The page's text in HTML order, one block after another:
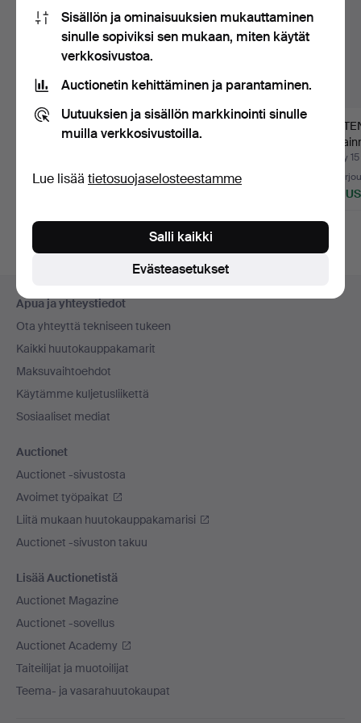
KOKOELMA
UNIFORMUTARVIKKEI
10 tarjousta
KYPÄRÄ, M/1886
miehistölle, Skånska
34 tarjousta
190…
Myyty
28
360
Alatunnistenavigaatio
Apua ja yhteystiedot
Ota yhteyttä tekniseen tukeen
Kaikki huutokauppakamarit
Maksuvaihtoehdot
Käytämme kuljetusliikettä
Sosiaaliset mediat
Auctionet
Auctionet -sivustosta
Avoimet työpaikat
Liitä mukaan huutokauppakamarisi
Auctionet -sivuston takuu
Lisää Auctionetistä
Auctionet Magazine
Auctionet -sovellus
Auctionet Academy
Taiteilijat ja muotoilijat
Teema- ja vasarahuutokaupat
Sisällön ja ominaisuuksien mukauttaminen
sinulle sopiviksi sen mukaan, miten käytät
verkkosivustoa.
Auctionetin kehittäminen ja parantaminen.
Uutuuksien ja sisällön markkinointi sinulle
muilla verkkosivustoilla.
Lue lisää tietosuojaselosteestamme
Evästeasetukset
Salli kaikki